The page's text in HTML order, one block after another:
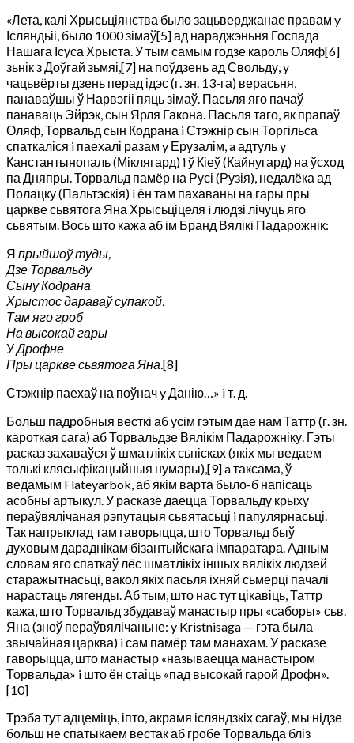
«Лета, калі Хрысьціянства было зацьверджанае правам y
Ісляндьіі, было 1000 зімаў[5] ад нараджэньня Госпада
Нашага Ісуса Хрыста. У тым самым годзе кароль Оляф[6]
зьнік з Доўгай зьмяі,[7] на поўдзень ад Свольду, y
чацьвёрты дзень перад ідэс (г. зн. 13-га) верасьня,
панаваўшы ў Нарвэгіі пяць зімаў. Пасьля яго пачаў
панаваць Эйрэк, сын Ярля Гакона. Пасьля таго, як прапаў
Оляф, Торвальд сын Кодрана i Стэжнір сын Торгільса
спаткаліся i паехалі разам y Ерузалім, a адтуль y
Канстантынопаль (Міклягард) i ў Кіеў (Кайнугард) на ўсход
па Дняпры. Торвальд памёр на Русі (Рузія), недалёка ад
Полацку (Пальтэскія) i ён там пахаваны на гары пры
царкве сьвятога Яна Хрысьціцеля i людзі лічуць яго
сьвятым. Вось што кажа аб ім Бранд Вялікі Падарожнік:
Я прыйшоў туды,
Дзе Торвальду
Сыну Кодрана
Хрыстос дараваў супакой.
Там яго гроб
На высокай гары
УДрофне
Пры царкве сьвятога Яна.[8]
Стэжнір паехаў на поўнач y Данію…» i т. д.
Больш падробныя весткі аб усім гэтым дае нам Таттр (г. зн.
кароткая сага) аб Торвальдзе Вялікім Падарожніку. Гэты
расказ захаваўся ў шматлікіх сьпісках (якіх мы ведаем
толькі клясыфікацыйныя нумары),[9] a таксама, ў
ведамым Flateyarbok, аб якім варта было-б напісаць
асобны артыкул. У расказе даецца Торвальду крыху
пераўвялічаная рэпутацыя сьвятасьці i папулярнасьці.
Так напрыклад там гаворыцца, што Торвальд быў
духовым дараднікам бізантыйскага імпаратара. Адным
словам яго спаткаў лёс шматлікіх іншых вялікіх людзей
старажытнасьці, вакол якіх пасьля іхняй сьмерці пачалі
нарастаць лягенды. Аб тым, што нас тут цікавіць, Таттр
кажа, што Торвальд збудаваў манастыр пры «саборы» сьв.
Яна (зноў пераўвялічаньне: y Kristnisaga — гэта была
звычайная царква) i сам памёр там манахам. У расказе
гаворыцца, што манастыр «называецца манастыром
Торвальда» i што ён стаіць «пад высокай гарой Дрофн».
[10]
Трэба тут адцеміць, іпто, акрамя ісляндзкіх сагаў, мы нідзе
больш не спатыкаем вестак аб гробе Торвальда бліз